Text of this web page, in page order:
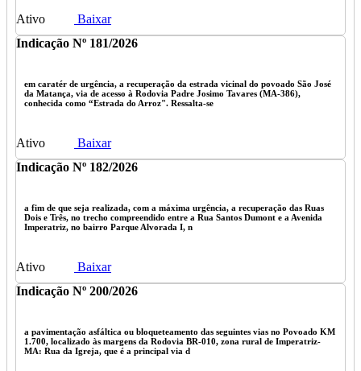
Ativo
Baixar
Indicação Nº 181/2026
em caratér de urgência, a recuperação da estrada vicinal do povoado São José
da Matança, via de acesso à Rodovia Padre Josimo Tavares (MA-386),
conhecida como “Estrada do Arroz". Ressalta-se
Ativo
Baixar
Indicação Nº 182/2026
a fim de que seja realizada, com a máxima urgência, a recuperação das Ruas
Dois e Três, no trecho compreendido entre a Rua Santos Dumont e a Avenida
Imperatriz, no bairro Parque Alvorada I, n
Ativo
Baixar
Indicação Nº 200/2026
a pavimentação asfáltica ou bloqueteamento das seguintes vias no Povoado KM
1.700, localizado às margens da Rodovia BR-010, zona rural de Imperatriz-
MA: Rua da Igreja, que é a principal via d